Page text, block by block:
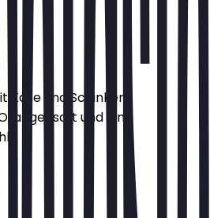
Käse und Schinken,
und ein